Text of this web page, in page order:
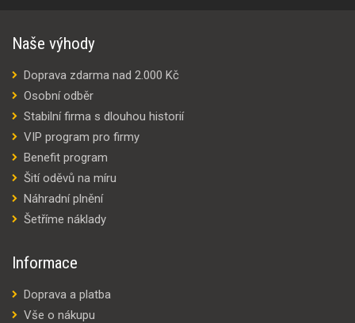
Naše výhody
Doprava zdarma nad 2.000 Kč
Osobní odběr
Stabilní firma s dlouhou historií
VIP program pro firmy
Benefit program
Šití oděvů na míru
Náhradní plnění
Šetříme náklady
Informace
Doprava a platba
Vše o nákupu